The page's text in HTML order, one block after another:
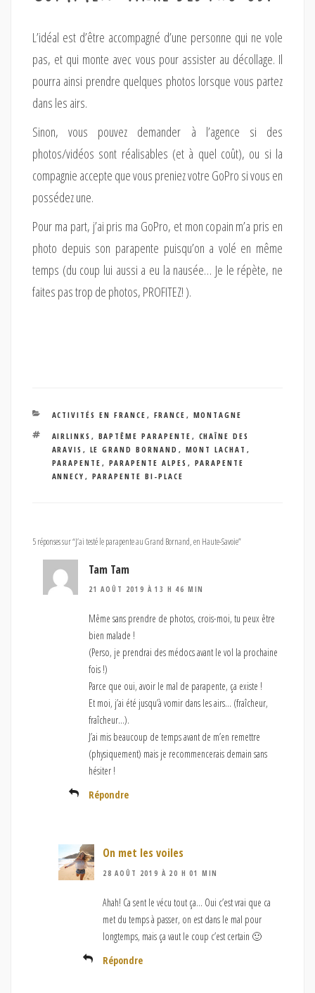
L’idéal est d’être accompagné d’une personne qui ne vole
pas, et qui monte avec vous pour assister au décollage. Il
pourra ainsi prendre quelques photos lorsque vous partez
dans les airs.
Sinon, vous pouvez demander à l’agence si des
photos/vidéos sont réalisables (et à quel coût), ou si la
compagnie accepte que vous preniez votre GoPro si vous en
possédez une.
Pour ma part, j’ai pris ma GoPro, et mon copain m’a pris en
photo depuis son parapente puisqu’on a volé en même
temps (du coup lui aussi a eu la nausée… Je le répète, ne
faites pas trop de photos, PROFITEZ! ).
CATÉGORIES
ACTIVITÉS EN FRANCE , FRANCE , MONTAGNE
ÉTIQUETTES
AIRLINKS , BAPTÊME PARAPENTE , CHAÎNE DES
ARAVIS , LE GRAND BORNAND , MONT LACHAT ,
PARAPENTE , PARAPENTE ALPES , PARAPENTE
ANNECY , PARAPENTE BI-PLACE
5 réponses sur “J’ai testé le parapente au Grand Bornand, en Haute-Savoie”
Tam Tam
21 AOÛT 2019 À 13 H 46 MIN
Même sans prendre de photos, crois-moi, tu peux être
bien malade !
(Perso, je prendrai des médocs avant le vol la prochaine
fois !)
Parce que oui, avoir le mal de parapente, ça existe !
Et moi, j’ai été jusqu’à vomir dans les airs… (fraîcheur,
fraîcheur…).
J’ai mis beaucoup de temps avant de m’en remettre
(physiquement) mais je recommencerais demain sans
hésiter !
Répondre
On met les voiles
28 AOÛT 2019 À 20 H 01 MIN
Ahah! Ca sent le vécu tout ça… Oui c’est vrai que ca
met du temps à passer, on est dans le mal pour
longtemps, mais ça vaut le coup c’est certain 🙂
Répondre